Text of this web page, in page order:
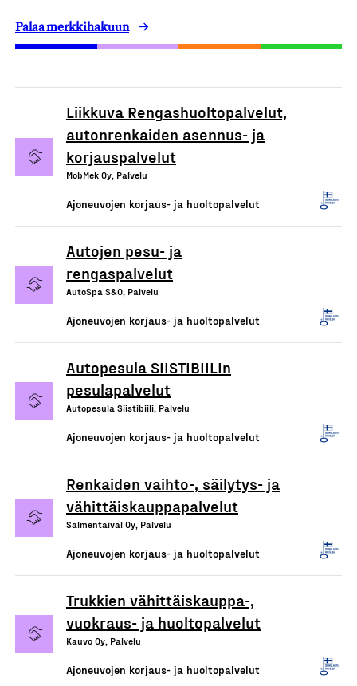
Palaa merkkihakuun
Liikkuva Rengashuoltopalvelut,
autonrenkaiden asennus- ja
korjauspalvelut
MobMek Oy, Palvelu
Ajoneuvojen korjaus- ja huoltopalvelut
Autojen pesu- ja
rengaspalvelut
AutoSpa S&O, Palvelu
Ajoneuvojen korjaus- ja huoltopalvelut
Autopesula SIISTIBIILIn
pesulapalvelut
Autopesula Siistibiili, Palvelu
Ajoneuvojen korjaus- ja huoltopalvelut
Renkaiden vaihto-, säilytys- ja
vähittäiskauppapalvelut
Salmentaival Oy, Palvelu
Ajoneuvojen korjaus- ja huoltopalvelut
Trukkien vähittäiskauppa-,
vuokraus- ja huoltopalvelut
Kauvo Oy, Palvelu
Ajoneuvojen korjaus- ja huoltopalvelut